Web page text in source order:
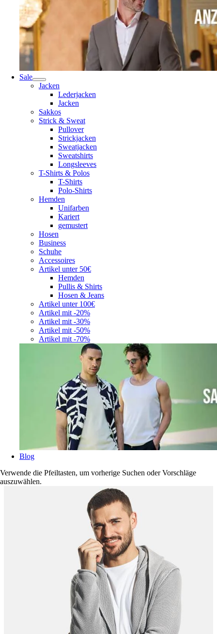
Sale
Jacken
Lederjacken
Jacken
Sakkos
Strick & Sweat
Pullover
Strickjacken
Sweatjacken
Sweatshirts
Longsleeves
T-Shirts & Polos
T-Shirts
Polo-Shirts
Hemden
Unifarben
Kariert
gemustert
Hosen
Business
Schuhe
Accessoires
Artikel unter 50€
Hemden
Pullis & Shirts
Hosen & Jeans
Artikel unter 100€
Artikel mit -20%
Artikel mit -30%
Artikel mit -50%
Artikel mit -70%
Blog
Verwende die Pfeiltasten, um vorherige Suchen oder Vorschläge
auszuwählen.